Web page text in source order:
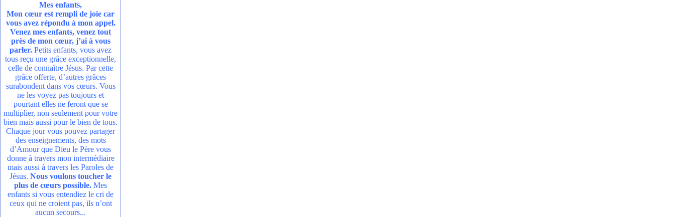
Mes enfants,
Mon cœur est rempli de joie car
vous avez répondu à mon appel.
Venez mes enfants, venez tout
près de mon cœur, j’ai à vous
parler. Petits enfants, vous avez
tous reçu une grâce exceptionnelle,
celle de connaître Jésus. Par cette
grâce offerte, d’autres grâces
surabondent dans vos cœurs. Vous
ne les voyez pas toujours et
pourtant elles ne feront que se
multiplier, non seulement pour votre
bien mais aussi pour le bien de tous.
Chaque jour vous pouvez partager
des enseignements, des mots
d’Amour que Dieu le Père vous
donne à travers mon intermédiaire
mais aussi à travers les Paroles de
Jésus.Nous voulons toucher le
plus de cœurs possible. Mes
enfants si vous entendiez le cri de
ceux qui ne croient pas, ils n’ont
aucun secours...